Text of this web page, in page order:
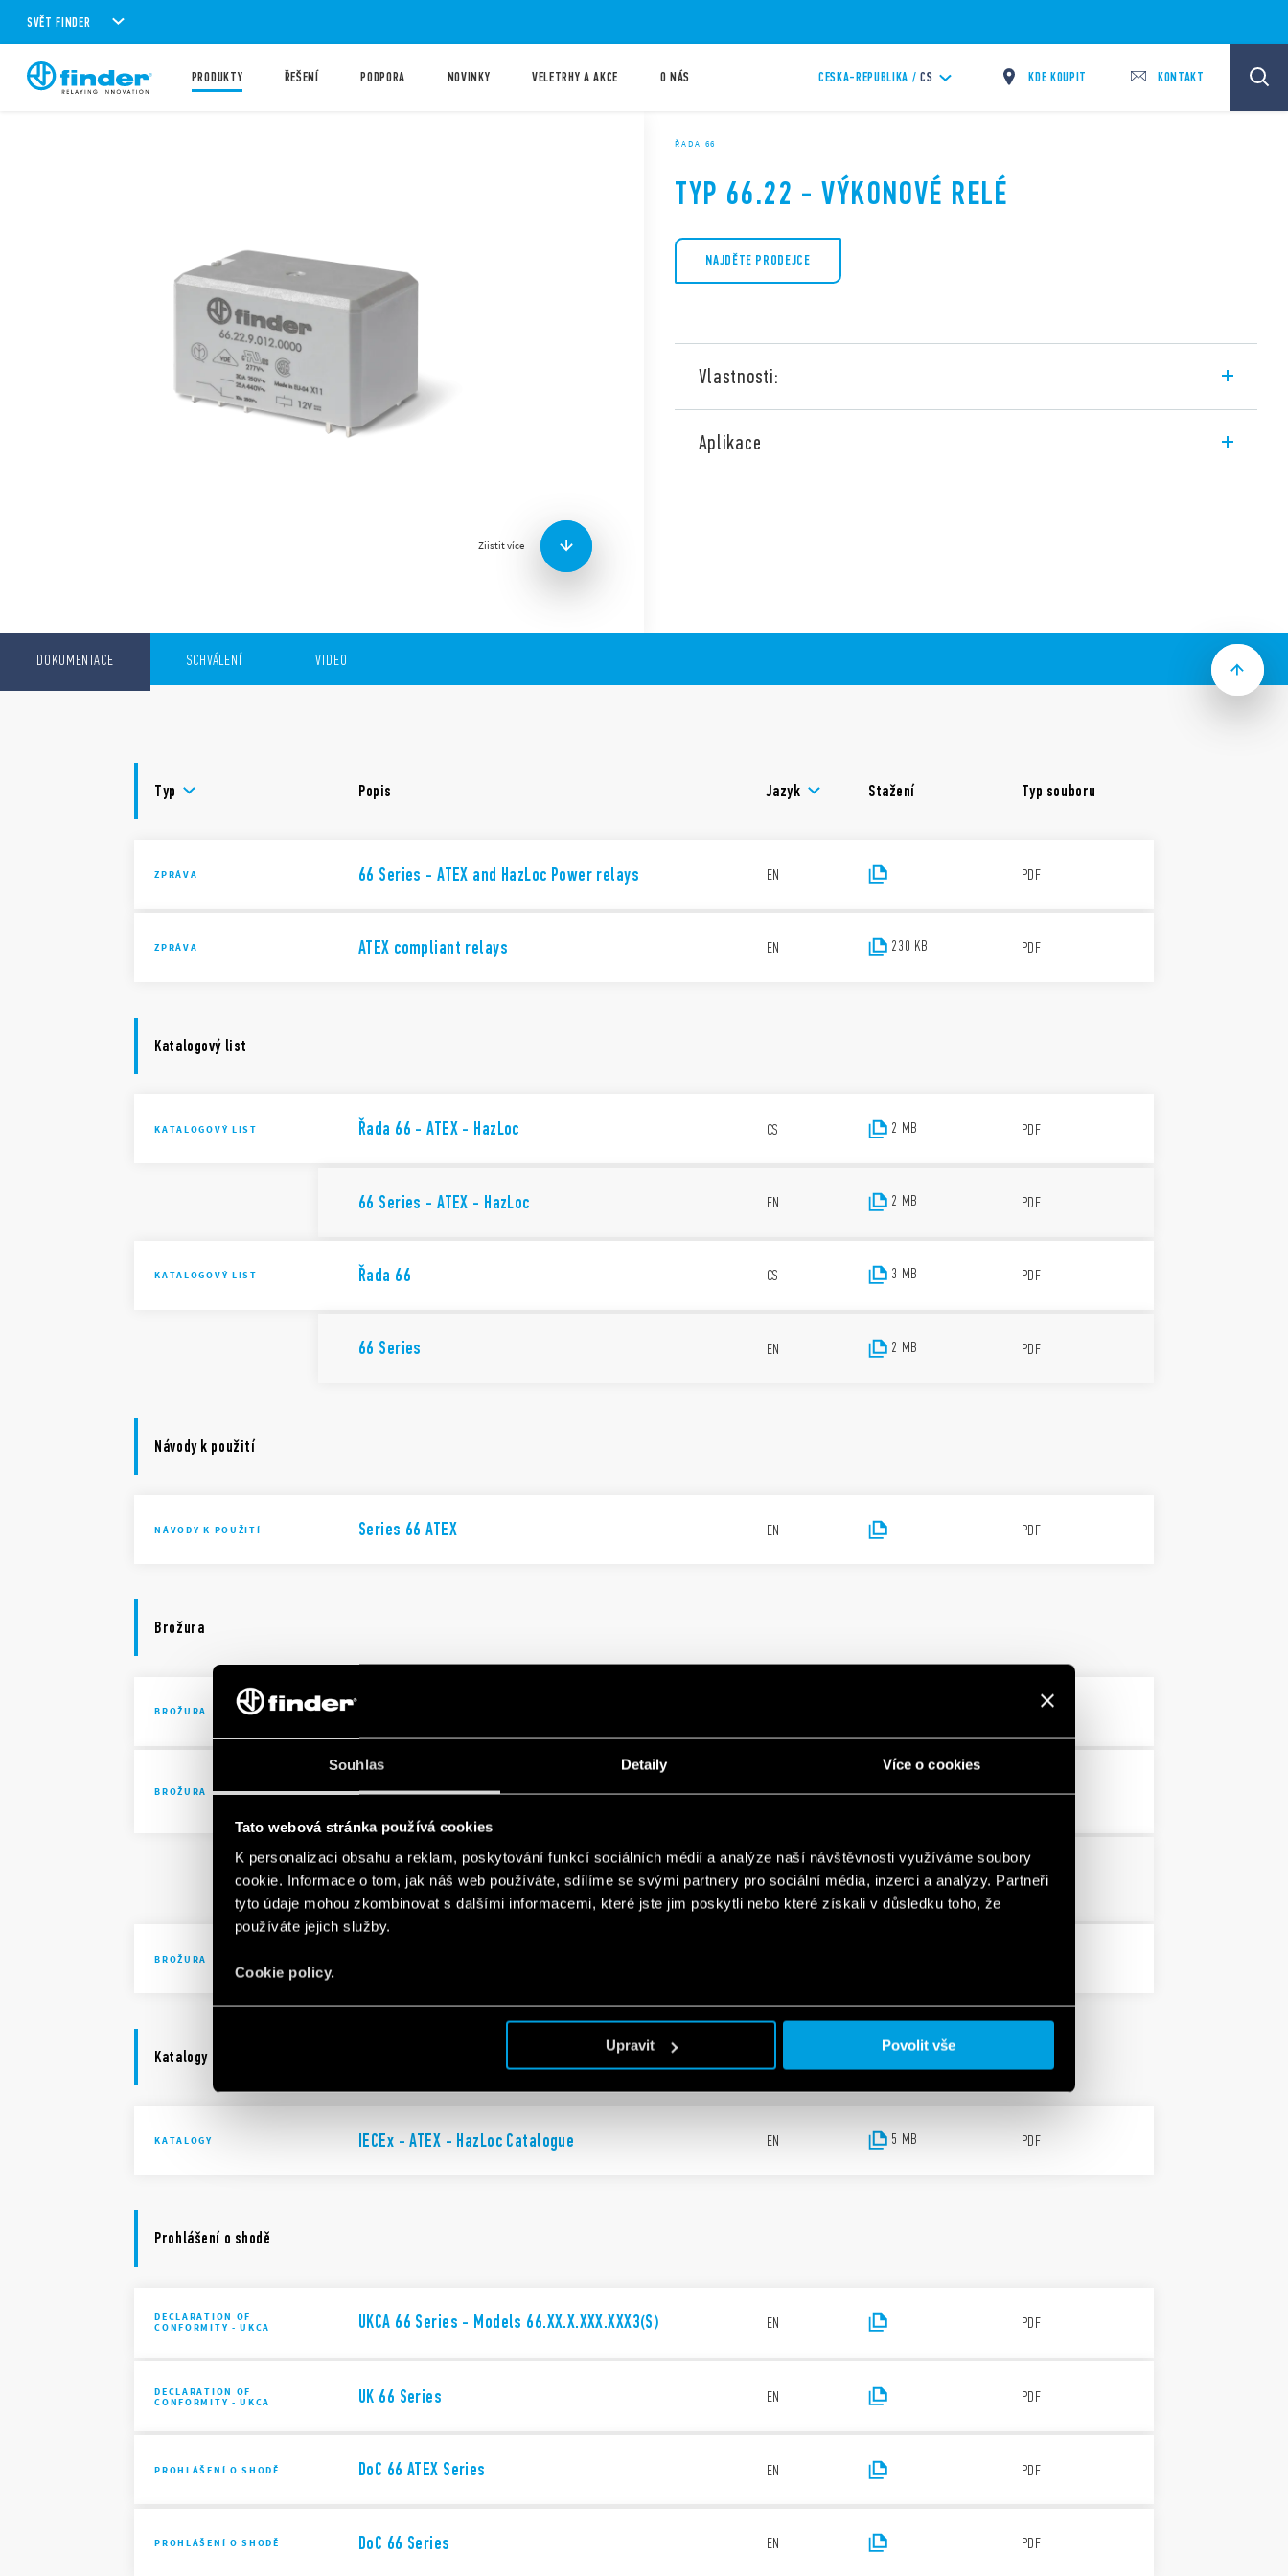
Souhlas Detaily Více o cookies
Tato webová stránka používá cookies
K personalizaci obsahu a reklam, poskytování funkcí sociálních médií a analýze naší návštěvnosti využíváme soubory
cookie. Informace o tom, jak náš web používáte, sdílíme se svými partnery pro sociální média, inzerci a analýzy. Partneři
tyto údaje mohou zkombinovat s dalšími informacemi, které jste jim poskytli nebo které získali v důsledku toho, že
používáte jejich služby.
Cookie policy.
Upravit Povolit vše
SVĚT FINDER
PRODUKTY ŘEŠENÍ PODPORA NOVINKY VELETRHY A AKCE O NÁS CESKA-REPUBLIKA / CS KDE KOUPIT KONTAKT
Ziistit více
ŘADA 66
TYP 66.22 - VÝKONOVÉ RELÉ
NAJDĚTE PRODEJCE
Vlastnosti:
Aplikace
DOKUMENTACE SCHVÁLENÍ VIDEO
Typ Popis Jazyk Stažení Typ souboru
ZPRÁVA 66 Series - ATEX and HazLoc Power relays EN PDF
ZPRÁVA ATEX compliant relays EN 230 KB PDF
Katalogový list
KATALOGOVÝ LIST Řada 66 - ATEX - HazLoc CS 2 MB PDF
66 Series - ATEX - HazLoc EN 2 MB PDF
KATALOGOVÝ LIST Řada 66 CS 3 MB PDF
66 Series EN 2 MB PDF
Návody k použití
NÁVODY K POUŽITÍ Series 66 ATEX EN PDF
Brožura
BROŽURA PDF
BROŽURA automation EN 3 MB PDF
Solutions for electrical panels and industrial
automation EN PDF
BROŽURA
Katalogy
KATALOGY IECEx - ATEX - HazLoc Catalogue EN 5 MB PDF
Prohlášení o shodě
DECLARATION OF
CONFORMITY - UKCA
UKCA 66 Series - Models 66.XX.X.XXX.XXX3(S) EN PDF
DECLARATION OF
CONFORMITY - UKCA
UK 66 Series EN PDF
PROHLÁŠENÍ O SHODĚ DoC 66 ATEX Series EN PDF
PROHLÁŠENÍ O SHODĚ DoC 66 Series EN PDF